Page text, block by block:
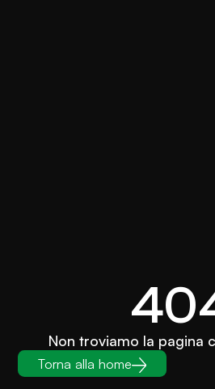
Non troviamo la pagina
Torna alla home